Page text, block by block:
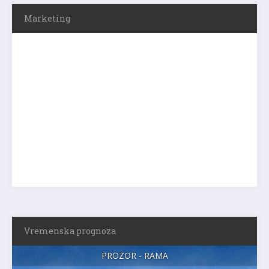
Marketing
Vremenska prognoza
PROZOR - RAMA